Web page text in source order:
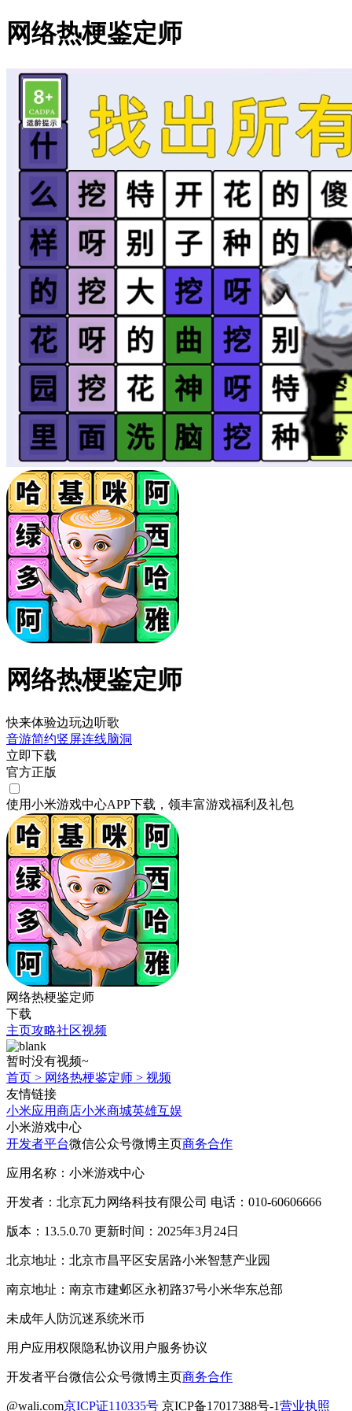
网络热梗鉴定师
网络热梗鉴定师
快来体验边玩边听歌
音游简约竖屏连线脑洞
立即下载
官方正版
使用小米游戏中心APP下载 ，领丰富游戏福利 及礼包
网络热梗鉴定师
下载
主页攻略社区视频
暂时没有视频~
首页 > 网络热梗鉴定师 > 视频
友情链接
小米应用商店小米商城英雄互娱
小米游戏中心
开发者平台微信公众号微博主页商务合作
应用名称：小米游戏中心
开发者：北京瓦力网络科技有限公司 电话：010-60606666
版本：13.5.0.70 更新时间：2025年3月24日
北京地址：北京市昌平区安居路小米智慧产业园
南京地址：南京市建邺区永初路37号小米华东总部
未成年人防沉迷系统米币
用户应用权限隐私协议用户服务协议
开发者平台微信公众号微博主页商务合作
@wali.com京ICP证110335号 京ICP备17017388号-1营业执照